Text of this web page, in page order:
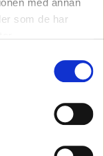
med annan
som de har